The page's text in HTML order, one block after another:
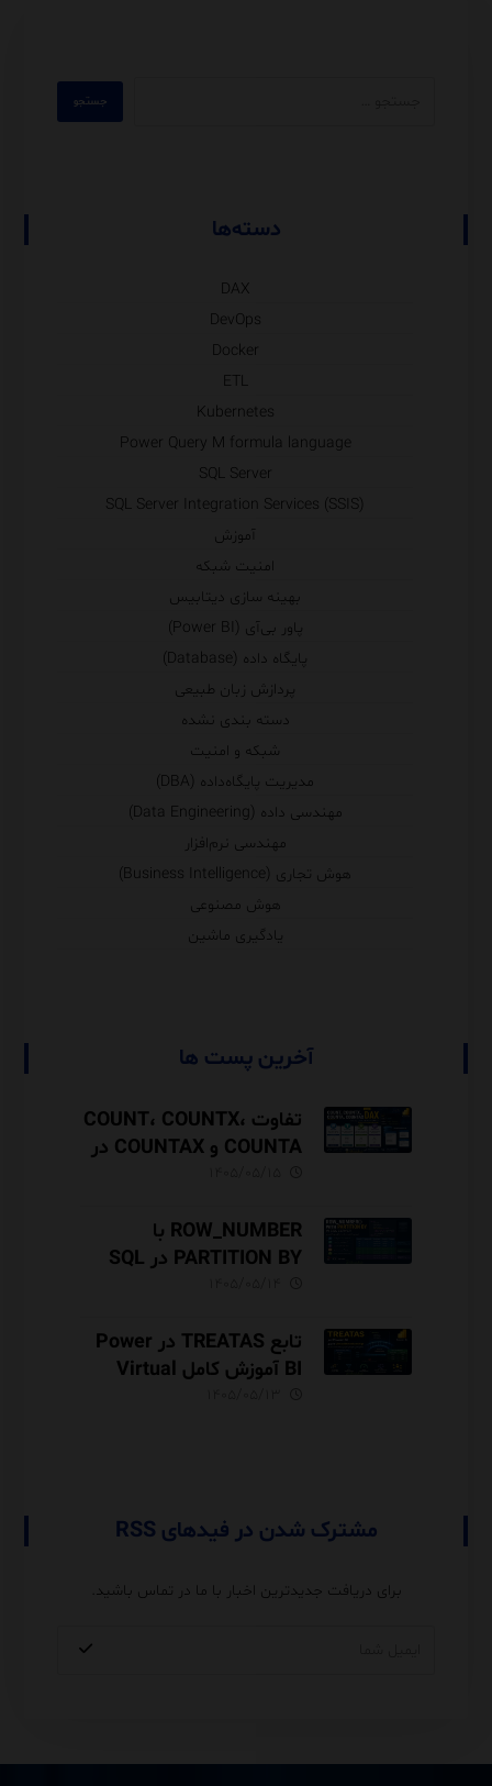
دسته‌ها
DAX
DevOps
Docker
ETL
Kubernetes
Power Query M formula language
SQL Server
SQL Server Integration Services (SSIS)
آموزش
امنیت شبکه
بهینه سازی دیتابیس
پاور بی‌آی (Power BI)
پایگاه داده (Database)
پردازش زبان طبیعی
دسته بندی نشده
شبکه و امنیت
مدیریت پایگاه‌داده (DBA)
مهندسی داده (Data Engineering)
مهندسی نرم‌افزار
هوش تجاری (Business Intelligence)
هوش مصنوعی
یادگیری ماشین
آخرین پست ها
تفاوت COUNT، COUNTX،
COUNTA و COUNTAX در
ROW_NUMBER با
PARTITION BY در SQL
تابع TREATAS در Power
BI آموزش کامل Virtual
مشترک شدن در فیدهای RSS
برای دریافت جدیدترین اخبار با ما در تماس باشید.